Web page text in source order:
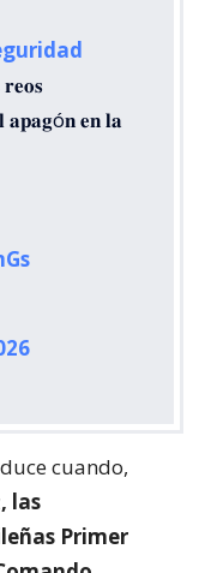
𝐚𝐩𝐚𝐠ó𝐧 𝐞𝐧 𝐥𝐚
cuando,
, las
Primer